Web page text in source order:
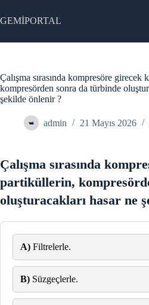
to
content
GEMİPORTAL
Çalışma sırasında kompresöre girecek
kompresörden sonra da türbinde
şekilde önlenir ?
admin 21 Mayıs 2026
Çalışma sırasında
partiküllerin,
oluşturacakları hasar ne
A) Filtrelerle.
B) Süzgeçlerle.